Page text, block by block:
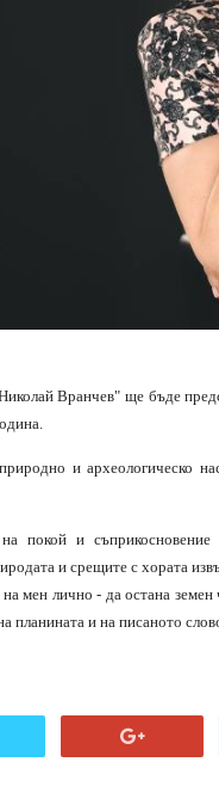
Вранчев" ще бъде
и археологическо
покой и
и срещите с хората
мен лично - да остана земен
и на писаното